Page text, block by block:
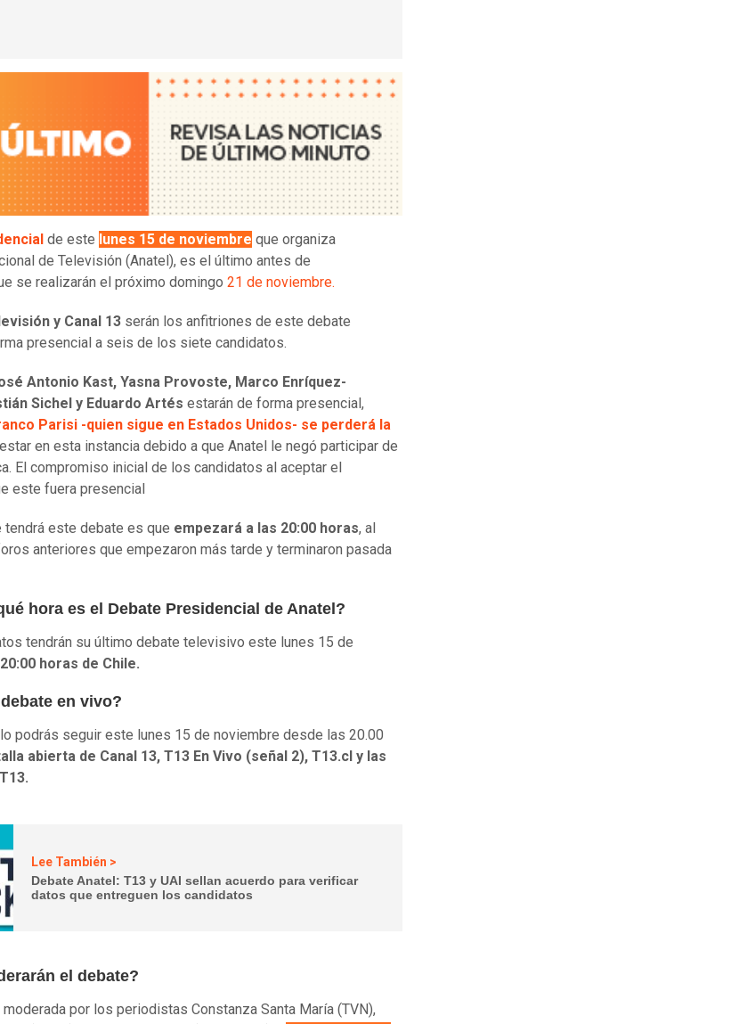
de este lunes 15 de noviembre que organiza
de Televisión (Anatel), es el último antes de
se realizarán el próximo domingo 21 de noviembre.
y Canal 13 serán los anfitriones de este debate
presencial a seis de los siete candidatos.
Antonio Kast, Yasna Provoste, Marco Enríquez-
Sichel y Eduardo Artés estarán de forma presencial,
Parisi -quien sigue en Estados Unidos- se perderá la
en esta instancia debido a que Anatel le negó participar de
El compromiso inicial de los candidatos al aceptar el
este fuera presencial
tendrá este debate es que empezará a las 20:00 horas, al
anteriores que empezaron más tarde y terminaron pasada
hora es el Debate Presidencial de Anatel?
tendrán su último debate televisivo este lunes 15 de
20:00 horas de Chile.
en vivo?
podrás seguir este lunes 15 de noviembre desde las 20.00
abierta de Canal 13, T13 En Vivo (señal 2), T13.cl y las
Lee También >
Debate Anatel: T13 y UAI sellan acuerdo para verificar
datos que entreguen los candidatos
el debate?
por los periodistas Constanza Santa María (TVN),